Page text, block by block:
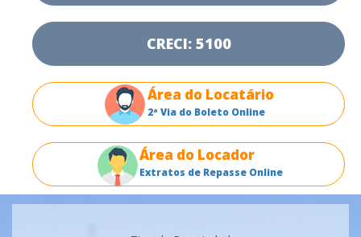
CRECI: 5100
Área do Locatário
2ª Via do Boleto Online
Área do Locador
Extratos de Repasse Online